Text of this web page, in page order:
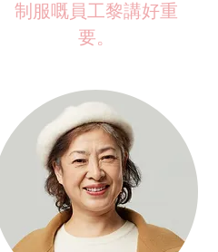
制服嘅員工黎講好重
要。